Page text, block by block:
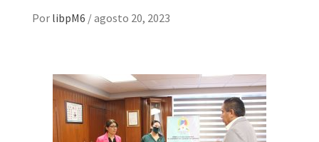
Por libpM6 /agosto 20, 2023